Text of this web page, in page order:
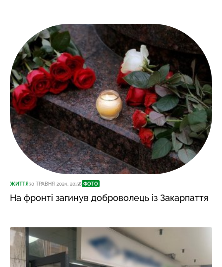
ЖИТТЯ30 ТРАВНЯ 2024, 20:58 ФОТО
На фронті загинув доброволець із Закарпаття